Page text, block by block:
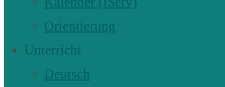
Orientierung
Unterricht
Deutsch